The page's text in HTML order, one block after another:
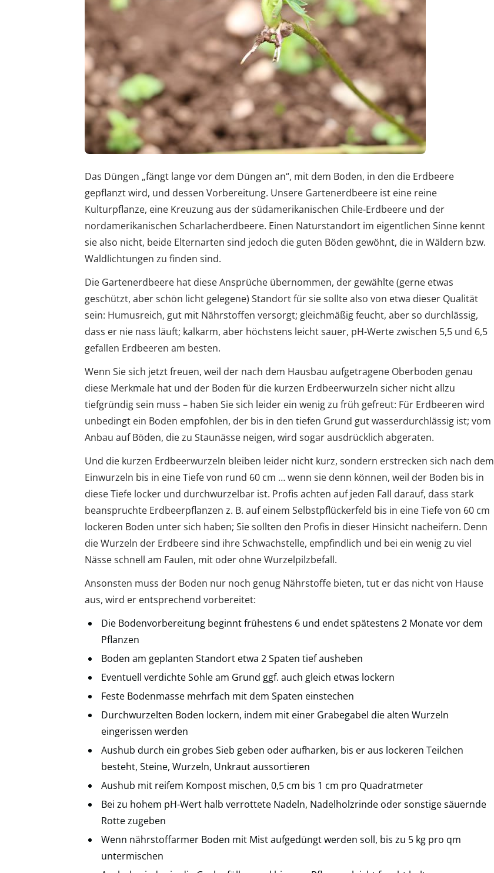
Das Düngen „fängt lange vor dem Düngen an“, mit dem Boden, in den die Erdbeere
gepflanzt wird, und dessen Vorbereitung. Unsere Gartenerdbeere ist eine reine
Kulturpflanze, eine Kreuzung aus der südamerikanischen Chile-Erdbeere und der
nordamerikanischen Scharlacherdbeere. Einen Naturstandort im eigentlichen Sinne kennt
sie also nicht, beide Elternarten sind jedoch die guten Böden gewöhnt, die in Wäldern bzw.
Waldlichtungen zu finden sind.
Die Gartenerdbeere hat diese Ansprüche übernommen, der gewählte (gerne etwas
geschützt, aber schön licht gelegene) Standort für sie sollte also von etwa dieser Qualität
sein: Humusreich, gut mit Nährstoffen versorgt; gleichmäßig feucht, aber so durchlässig,
dass er nie nass läuft; kalkarm, aber höchstens leicht sauer, pH-Werte zwischen 5,5 und 6,5
gefallen Erdbeeren am besten.
Wenn Sie sich jetzt freuen, weil der nach dem Hausbau aufgetragene Oberboden genau
diese Merkmale hat und der Boden für die kurzen Erdbeerwurzeln sicher nicht allzu
tiefgründig sein muss – haben Sie sich leider ein wenig zu früh gefreut: Für Erdbeeren wird
unbedingt ein Boden empfohlen, der bis in den tiefen Grund gut wasserdurchlässig ist; vom
Anbau auf Böden, die zu Staunässe neigen, wird sogar ausdrücklich abgeraten.
Und die kurzen Erdbeerwurzeln bleiben leider nicht kurz, sondern erstrecken sich nach dem
Einwurzeln bis in eine Tiefe von rund 60 cm … wenn sie denn können, weil der Boden bis in
diese Tiefe locker und durchwurzelbar ist. Profis achten auf jeden Fall darauf, dass stark
beanspruchte Erdbeerpflanzen z. B. auf einem Selbstpflückerfeld bis in eine Tiefe von 60 cm
lockeren Boden unter sich haben; Sie sollten den Profis in dieser Hinsicht nacheifern. Denn
die Wurzeln der Erdbeere sind ihre Schwachstelle, empfindlich und bei ein wenig zu viel
Nässe schnell am Faulen, mit oder ohne Wurzelpilzbefall.
Ansonsten muss der Boden nur noch genug Nährstoffe bieten, tut er das nicht von Hause
aus, wird er entsprechend vorbereitet:
Die Bodenvorbereitung beginnt frühestens 6 und endet spätestens 2 Monate vor dem
Pflanzen
Boden am geplanten Standort etwa 2 Spaten tief ausheben
Eventuell verdichte Sohle am Grund ggf. auch gleich etwas lockern
Feste Bodenmasse mehrfach mit dem Spaten einstechen
Durchwurzelten Boden lockern, indem mit einer Grabegabel die alten Wurzeln
eingerissen werden
Aushub durch ein grobes Sieb geben oder aufharken, bis er aus lockeren Teilchen
besteht, Steine, Wurzeln, Unkraut aussortieren
Aushub mit reifem Kompost mischen, 0,5 cm bis 1 cm pro Quadratmeter
Bei zu hohem pH-Wert halb verrottete Nadeln, Nadelholzrinde oder sonstige säuernde
Rotte zugeben
Wenn nährstoffarmer Boden mit Mist aufgedüngt werden soll, bis zu 5 kg pro qm
untermischen